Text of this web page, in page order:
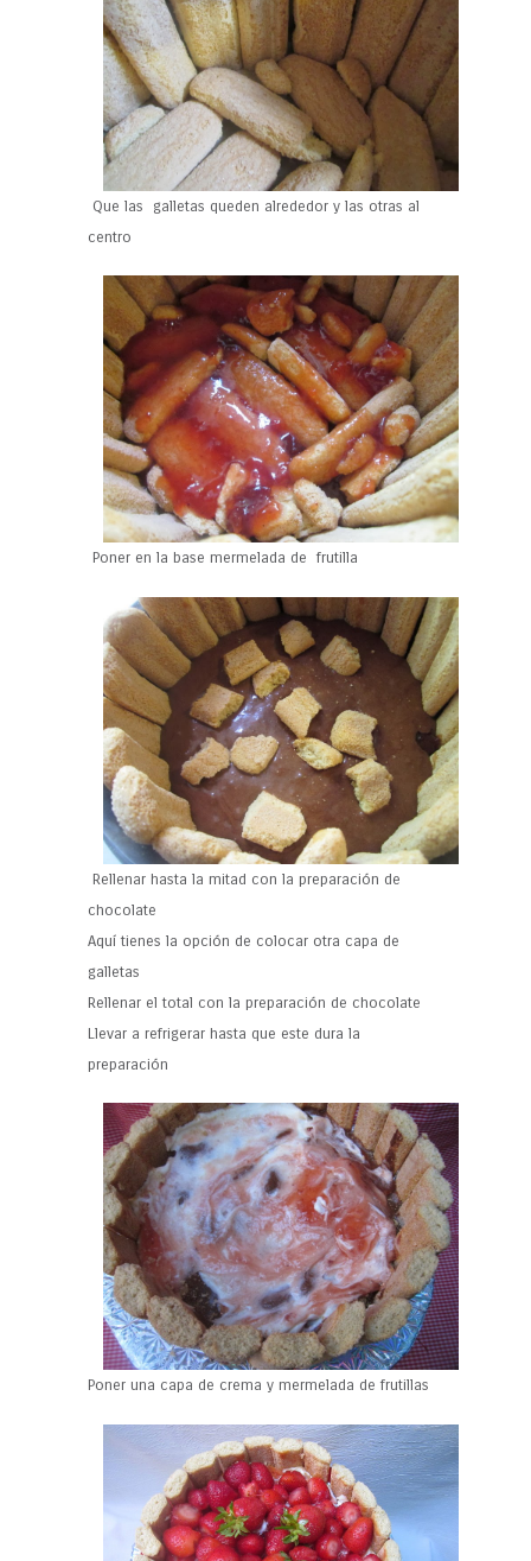
Que las galletas queden alrededor y las otras al
centro
Poner en la base mermelada de frutilla
Rellenar hasta la mitad con la preparación de
chocolate
Aquí tienes la opción de colocar otra capa de
galletas
Rellenar el total con la preparación de chocolate
Llevar a refrigerar hasta que este dura la
preparación
Poner una capa de crema y mermelada de frutillas